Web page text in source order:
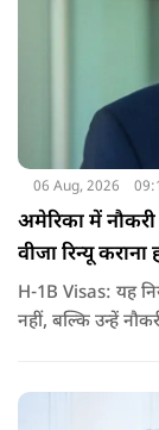
06 Aug, 2026
अमेरिका में
वीजा रिन्यू
H-1B Visas: यह
नहीं, बल्कि उन्हें
वीजा का समय-समय